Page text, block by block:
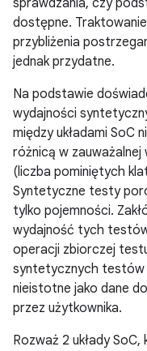
sprawdzania, czy
dostępne.
przybliżenia
jednak przydatne.
Na podstawie
wydajności
między układami SoC
różnicą w
(liczba pominiętych
Syntetyczne testy
tylko pojemności.
wydajność tych
operacji zbiorczej
syntetycznych testów
nieistotne jako dane
przez użytkownika.
Rozważ 2 układy